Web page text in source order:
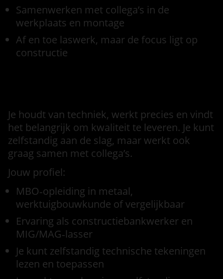
Samenwerken met collega’s in de
werkplaats en montage
Af en toe laswerk, maar de focus ligt op
constructie
Je houdt van techniek, werkt precies en vindt
het belangrijk om kwaliteit te leveren. Je kunt
zelfstandig aan de slag, maar werkt ook
graag samen met collega’s.
Jouw profiel:
MBO‑opleiding in metaal,
werktuigbouwkunde of vergelijkbaar
Ervaring als constructiebankwerker en
MIG/MAG‑lasser
Je kunt zelfstandig technische tekeningen
lezen en toepassen